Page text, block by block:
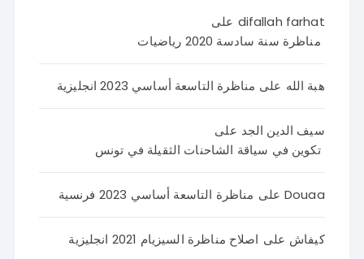
difallah farhat على
مناظرة سنة سادسة 2020 رياضيات
هبة الله على مناظرة التاسعة أساسي 2023 انجليزية
سيف الدين الجد على
تكوين في سياقة الشاحنات الثقيلة في تونس
Douaa على مناظرة التاسعة أساسي 2023 فرنسية
كيفاش على اصلاح مناظرة السيزيام 2021 انجليزية